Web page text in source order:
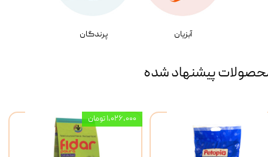
آبزیان پرندگان
پیشنهاد شده
۱,۰۲۶,۰۰۰ تومان